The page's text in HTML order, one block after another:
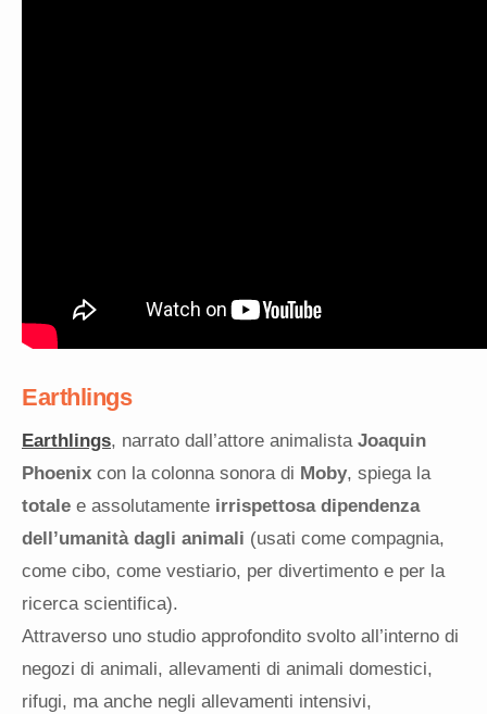
Earthlings
Earthlings, narrato dall’attore animalista Joaquin
Phoenix con la colonna sonora di Moby, spiega la
totale e assolutamente irrispettosa dipendenza
dell’umanità dagli animali (usati come compagnia,
come cibo, come vestiario, per divertimento e per la
ricerca scientifica).
Attraverso uno studio approfondito svolto all’interno di
negozi di animali, allevamenti di animali domestici,
rifugi, ma anche negli allevamenti intensivi,